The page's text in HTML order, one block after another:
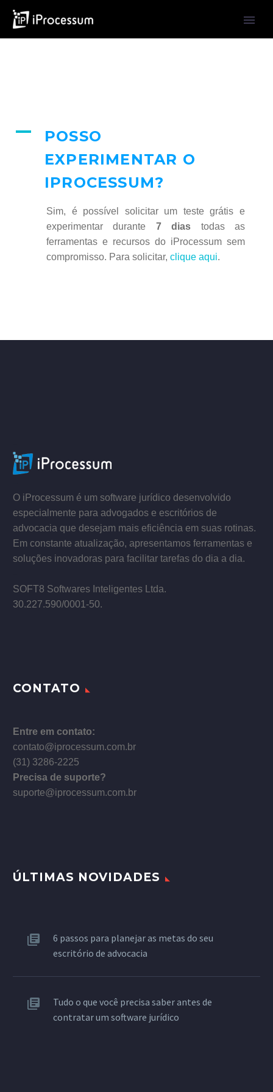
A
POSSO
EXPERIMENTAR O
IPROCESSUM?
Sim, é possível solicitar um teste grátis e
experimentar durante 7 dias todas as
ferramentas e recursos do iProcessum sem
compromisso. Para solicitar, clique aqui.
O iProcessum é um software jurídico desenvolvido
especialmente para advogados e escritórios de
advocacia que desejam mais eficiência em suas rotinas.
Em constante atualização, apresentamos ferramentas e
soluções inovadoras para facilitar tarefas do dia a dia.
SOFT8 Softwares Inteligentes Ltda.
30.227.590/0001­-50.
CONTATO
Entre em contato:
contato@iprocessum.com.br
(31) 3286-2225
Precisa de suporte?
suporte@iprocessum.com.br
ÚLTIMAS NOVIDADES
6 passos para planejar as metas do seu
escritório de advocacia
Tudo o que você precisa saber antes de
contratar um software jurídico